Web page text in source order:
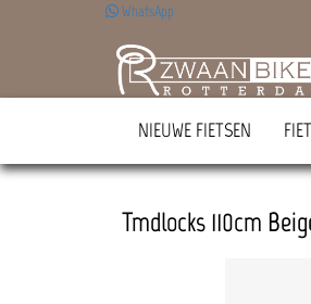
WhatsApp
NIEUWE FIETSEN
Tmdlocks 110cm